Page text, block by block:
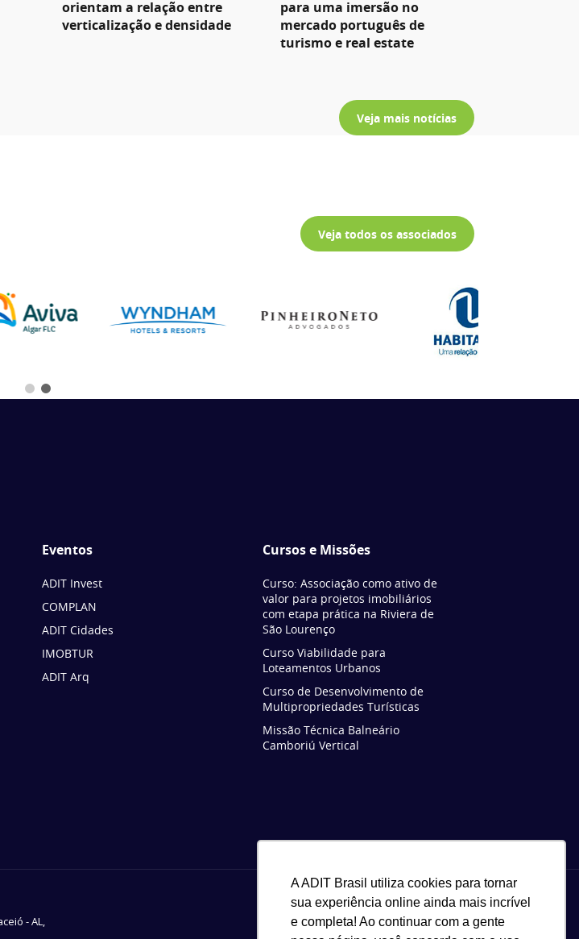
A ADIT Brasil utiliza cookies para tornar
sua experiência online ainda mais incrível
e completa! Ao continuar com a gente
orientam a relação entre
verticalização e densidade
para uma imersão no
mercado português de
turismo e real estate
Veja mais notícias
Veja todos os associados
Eventos
ADIT Invest
COMPLAN
ADIT Cidades
IMOBTUR
ADIT Arq
Cursos e Missões
Curso: Associação como ativo de
valor para projetos imobiliários
com etapa prática na Riviera de
São Lourenço
Curso Viabilidade para
Loteamentos Urbanos
Curso de Desenvolvimento de
Multipropriedades Turísticas
Missão Técnica Balneário
Camboriú Vertical
- AL,